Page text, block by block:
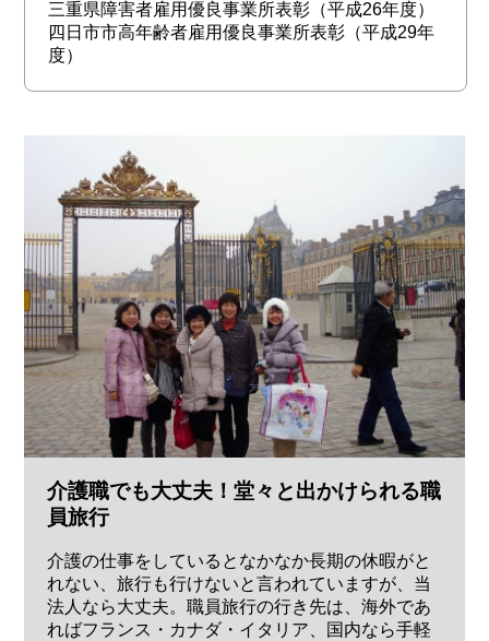
三重県障害者雇用優良事業所表彰（平成26年度）
四日市市高年齢者雇用優良事業所表彰（平成29年
度）
介護職でも大丈夫！堂々と出かけられる職
員旅行
介護の仕事をしているとなかなか長期の休暇がと
れない、旅行も行けないと言われていますが、当
法人なら大丈夫。職員旅行の行き先は、海外であ
ればフランス・カナダ・イタリア、国内なら手軽